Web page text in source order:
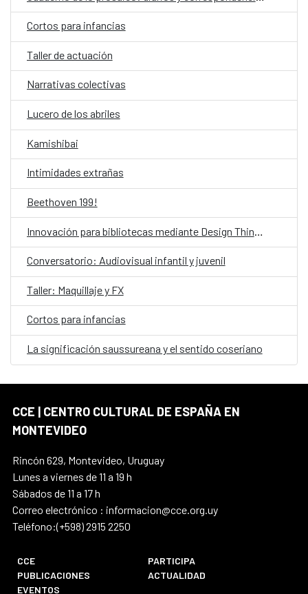
Cortos para infancias
Taller de actuación
Narrativas colectivas
Lucero de los abriles
Kamishibai
Intimidades extrañas
Beethoven 199!
Conversatorio: Audiovisual infantil y juvenil
Taller: Maquillaje y FX
Cortos para infancias
La significación saussureana y el sentido coseriano
CCE | CENTRO CULTURAL DE ESPAÑA EN
MONTEVIDEO
Rincón 629, Montevideo, Uruguay
Lunes a viernes de 11 a 19 h
Sábados de 11 a 17 h
Correo electrónico : informacion@cce.org.uy
Teléfono:(+598) 2915 2250
CCE
PARTICIPA
PUBLICACIONES
ACTUALIDAD
EVENTOS